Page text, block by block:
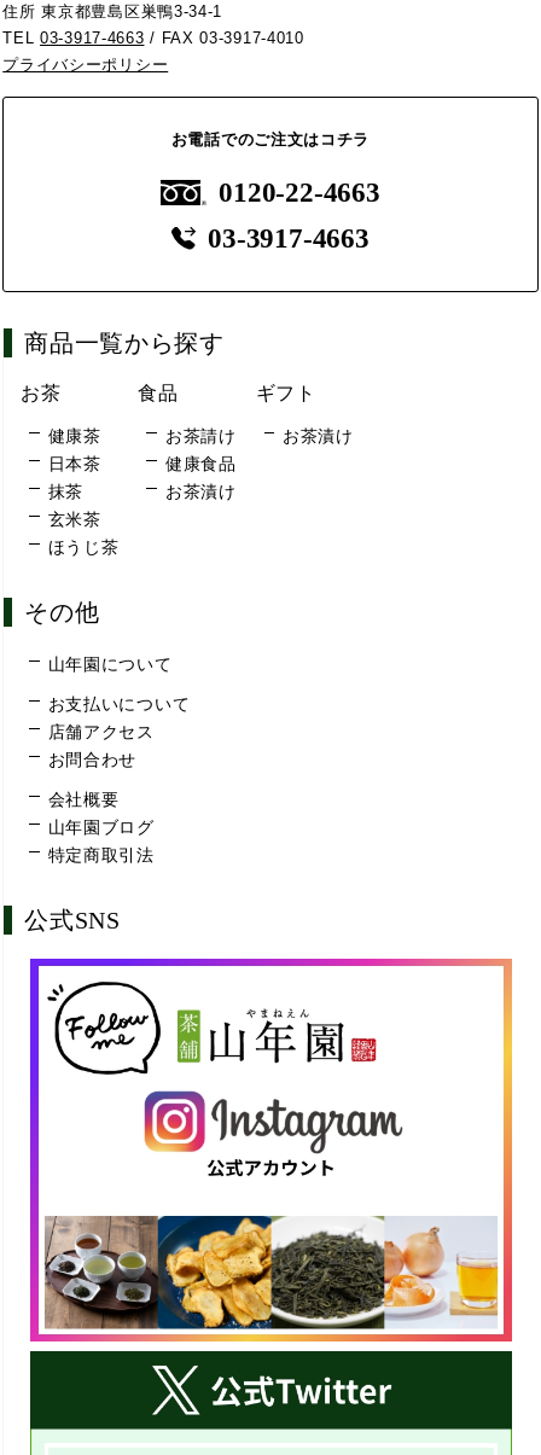
住所 東京都豊島区巣鴨3-34-1
TEL03-3917-4663 / FAX 03-3917-4010
プライバシーポリシー
お電話でのご注文はコチラ
0120-22-4663
03-3917-4663
商品一覧から探す
お茶
健康茶
日本茶
抹茶
玄米茶
ほうじ茶
食品
お茶請け
健康食品
お茶漬け
ギフト
お茶漬け
その他
山年園について
お支払いについて
店舗アクセス
お問合わせ
会社概要
山年園ブログ
特定商取引法
公式SNS